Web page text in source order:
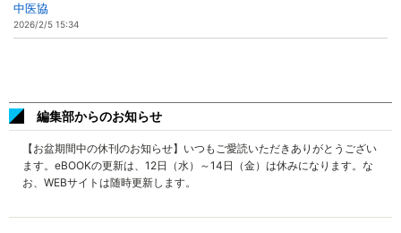
中医協
2026/2/5 15:34
編集部からのお知らせ
【お盆期間中の休刊のお知らせ】いつもご愛読いただきありがとうござい
ます。eBOOKの更新は、12日（水）～14日（金）は休みになります。な
お、WEBサイトは随時更新します。